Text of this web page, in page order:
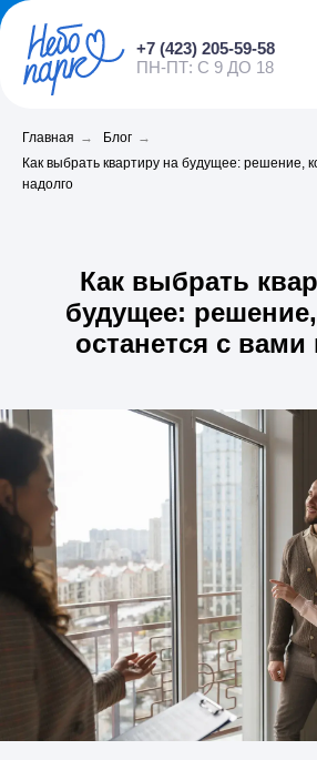
+7 (423) 205-59-58
ПН-ПТ: С 9 ДО 18
Главная → Блог →
Как выбрать квартиру на будущее: решение,
надолго
Как выбрать
будущее:
останется с вами